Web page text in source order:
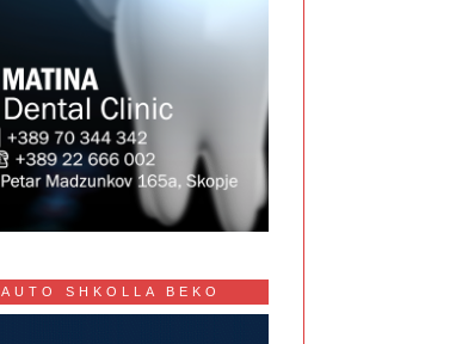
AUTO SHKOLLA BEKO